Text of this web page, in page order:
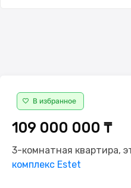
В избранное
109 000 000 ₸
3-комнатная квартира,
комплекс Estet